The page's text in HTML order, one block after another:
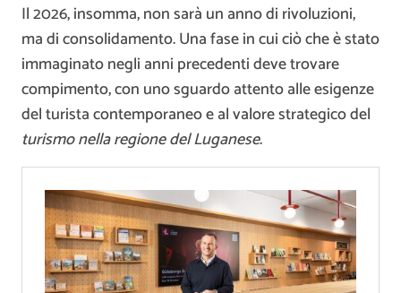
Il 2026, insomma, non sarà un anno di rivoluzioni,
ma di consolidamento. Una fase in cui ciò che è stato
immaginato negli anni precedenti deve trovare
compimento, con uno sguardo attento alle esigenze
del turista contemporaneo e al valore strategico del
turismo nella regione del Luganese.